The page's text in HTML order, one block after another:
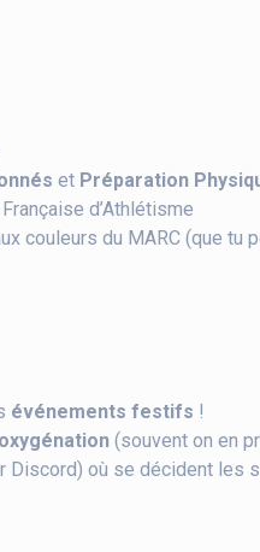
et Préparation
d’Athlétisme
couleurs du MARC (que tu
événements festifs !
oxygénation (souvent on en
Discord) où se décident